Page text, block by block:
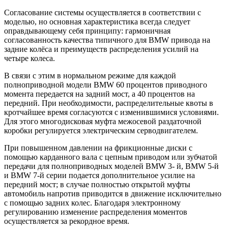
Согласование системы осуществляется в соответствии с
моделью, но основная характеристика всегда следует
оправдывающему себя принципу: гармоничная
согласованность качества типичного для BMW привода на
задние колёса и преимуществ распределения усилий на
четыре колеса.
В связи с этим в нормальном режиме для каждой
полноприводной модели BMW 60 процентов приводного
момента передается на задний мост, а 40 процентов на
передний. При необходимости, распределительные квоты в
кротчайшее время согласуются с изменившимися условиями.
Для этого многодисковая муфта межосевой раздаточной
коробки регулируется электрическим серводвигателем.
При повышенном давлении на фрикционные диски с
помощью карданного вала с цепным приводом или зубчатой
передачи для полноприводных моделей BMW 3- й, BMW 5-й
и BMW 7-й серии подается дополнительное усилие на
передний мост; в случае полностью открытой муфты
автомобиль напротив приводится в движение исключительно
с помощью задних колес. Благодаря электронному
регулированию изменение распределения моментов
осуществляется за рекордное время.